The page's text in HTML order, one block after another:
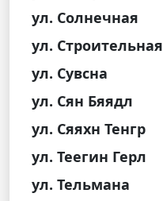
ул. Солнечная
ул. Строительная
ул. Сувсна
ул. Сян Бяядл
ул. Сяяхн Тенгр
ул. Теегин Герл
ул. Тельмана